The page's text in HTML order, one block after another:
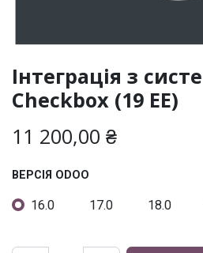
Інтеграція з
Checkbox (19 ЕЕ)
11 200,00 ₴
ВЕРСІЯ ODOO
16.0 17.0 18.0